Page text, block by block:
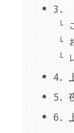
3．
4．
5．
6．